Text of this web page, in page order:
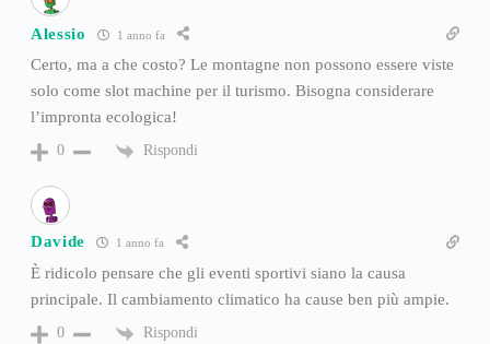
Alessio 1 anno fa
Certo, ma a che costo? Le montagne non possono essere viste
solo come slot machine per il turismo. Bisogna considerare
l’impronta ecologica!
0 Rispondi
Davide 1 anno fa
È ridicolo pensare che gli eventi sportivi siano la causa
principale. Il cambiamento climatico ha cause ben più ampie.
0 Rispondi